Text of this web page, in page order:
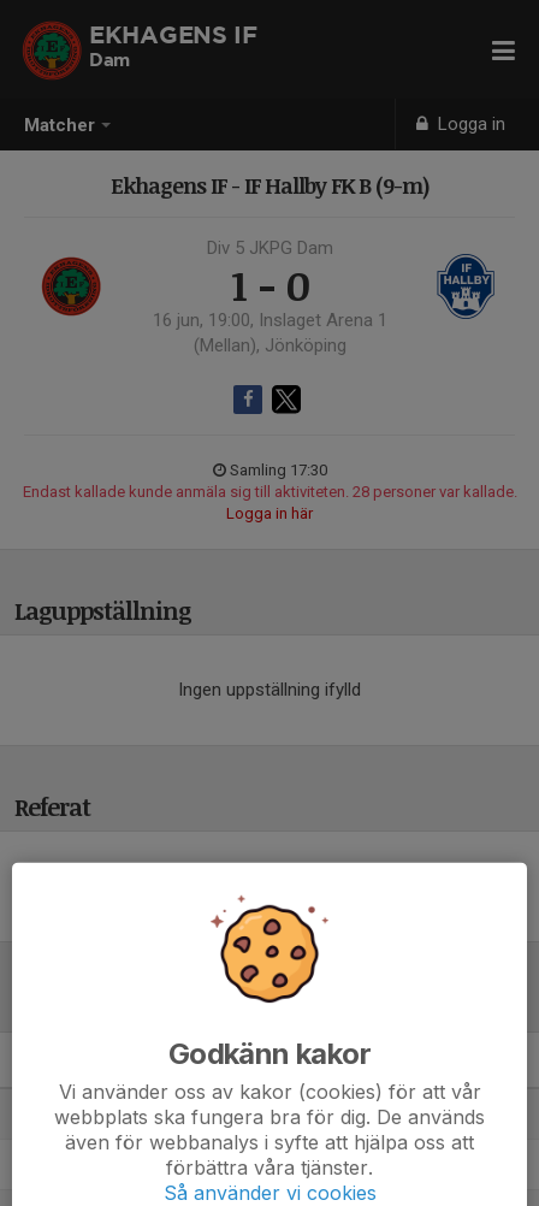
Matcher Logga in
EKHAGENS IF
Dam
Ekhagens IF - IF Hallby FK B (9-m)
Div 5 JKPG Dam
1 - 0
16 jun, 19:00, Inslaget Arena 1
(Mellan), Jönköping
Samling 17:30
Endast kallade kunde anmäla sig till aktiviteten. 28 personer var kallade.
Logga in här
Laguppställning
Ingen uppställning ifylld
Referat
M
1. Tabergs SK 8 27
2. Ekhagens IF (9-m) 8
Godkänn kakor
Vi använder oss av kakor (cookies) för att vår
webbplats ska fungera bra för dig. De används
även för webbanalys i syfte att hjälpa oss att
förbättra våra tjänster.
Så använder vi cookies